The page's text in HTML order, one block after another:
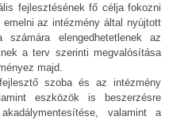
fejlesztésének fő célja fokozni
az intézmény által nyújtott
elengedhetetlenek az
a terv szerinti megvalósítása
majd.
szoba és az intézmény
eszközök is beszerzésre
valamint a